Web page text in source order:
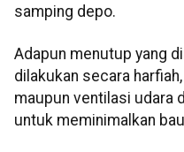
samping depo.
Adapun menutup yang
dilakukan secara
maupun ventilasi udara
untuk meminimalkan